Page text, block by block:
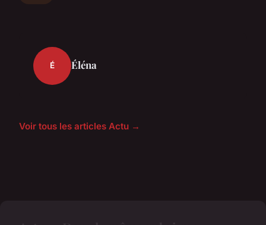
É Éléna
Voir tous les articles Actu →